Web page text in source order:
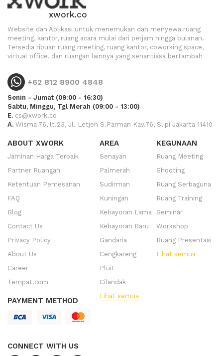
xwork.co
Website dan Aplikasi untuk menemukan dan menyewa ruang
meeting, kantor, ruang acara mulai dari perjam hingga bulanan.
Tersedia ribuan ruang meeting, ruang kantor, coworking space,
virtual office, dan ruangan lainnya yang senantiasa bertambah
+62 812 8900 4848
Senin - Jumat (09:00 - 16:30)
Sabtu, Minggu, Tgl Merah (09:00 - 13:00)
E. cs@xwork.co
A. Wisma 76, lt.23, Jl. Letjen S.Parman Kav.76, Slipi Jakarta 11410
ABOUT XWORK
Jaminan Harga Terbaik
Partner Ruangan
Ketentuan Pemesanan
FAQ
Blog
Contact Us
Privacy Policy
About Us
Career
Tempat.com
PAYMENT METHOD
CONNECT WITH US
AREA
Senayan
Palmerah
Sudirman
Kuningan
Kebayoran Lama
Kebayoran Baru
Gandaria
Cengkareng
Pluit
Cilandak
Lihat semua
KEGUNAAN
Ruang Meeting
Shooting
Ruang Serbaguna
Ruang Training
Seminar
Workshop
Ruang Presentasi
Lihat semua